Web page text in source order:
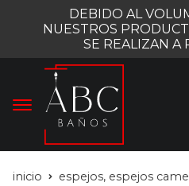
DEBIDO AL
NUESTROS
SE REALIZAN A
inicio
espejos, espejos